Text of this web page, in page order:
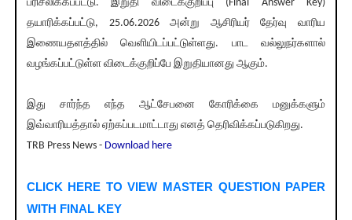
பரிசீலிக்கப்பட்டு. இறுதி விடைக்குறிப்பு (Final Answer Key)
தயாரிக்கப்பட்டு, 25.06.2026 அன்று ஆசிரியர் தேர்வு வாரிய
இணையதளத்தில் வெளியிடப்பட்டுள்ளது. பாட வல்லுநர்களால்
வழங்கப்பட்டுள்ள விடைக்குறிப்பே இறுதியானது ஆகும்.
இது சார்ந்த எந்த ஆட்சேபனை கோரிக்கை மனுக்களும்
இவ்வாரியத்தால் ஏற்கப்படமாட்டாது எனத் தெரிவிக்கப்படுகிறது.
TRB Press News - Download here
CLICK HERE TO VIEW MASTER QUESTION PAPER
WITH FINAL KEY